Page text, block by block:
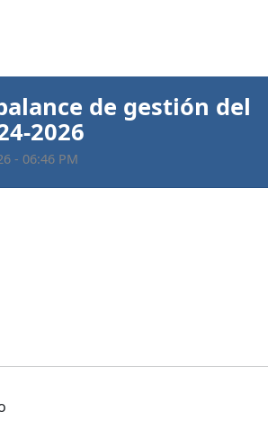
Hazim y otros
Senasa
- 06:35 PM